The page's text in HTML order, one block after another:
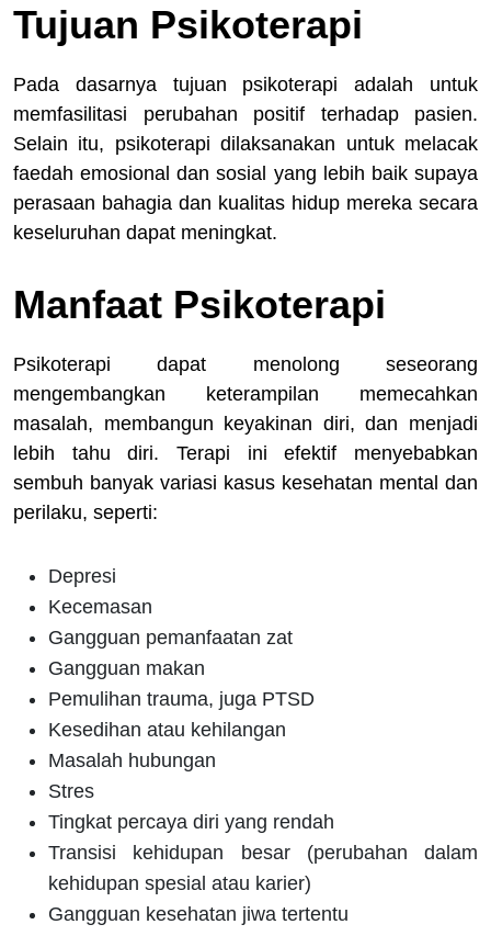
Tujuan Psikoterapi
Pada dasarnya tujuan psikoterapi adalah untuk
memfasilitasi perubahan positif terhadap pasien.
Selain itu, psikoterapi dilaksanakan untuk melacak
faedah emosional dan sosial yang lebih baik supaya
perasaan bahagia dan kualitas hidup mereka secara
keseluruhan dapat meningkat.
Manfaat Psikoterapi
Psikoterapi dapat menolong seseorang
mengembangkan keterampilan memecahkan
masalah, membangun keyakinan diri, dan menjadi
lebih tahu diri. Terapi ini efektif menyebabkan
sembuh banyak variasi kasus kesehatan mental dan
perilaku, seperti:
Depresi
Kecemasan
Gangguan pemanfaatan zat
Gangguan makan
Pemulihan trauma, juga PTSD
Kesedihan atau kehilangan
Masalah hubungan
Stres
Tingkat percaya diri yang rendah
Transisi kehidupan besar (perubahan dalam
kehidupan spesial atau karier)
Gangguan kesehatan jiwa tertentu